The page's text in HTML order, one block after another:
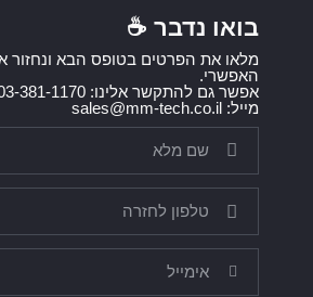
בואו נדבר ☕️
מלאו את הפרטים בטופס הבא ונחזור
האפשרי.
מייל: sales@mm-tech.co.il